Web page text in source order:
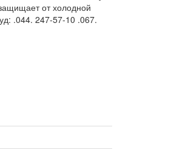
от холодной
.044. 247-57-10 .067.